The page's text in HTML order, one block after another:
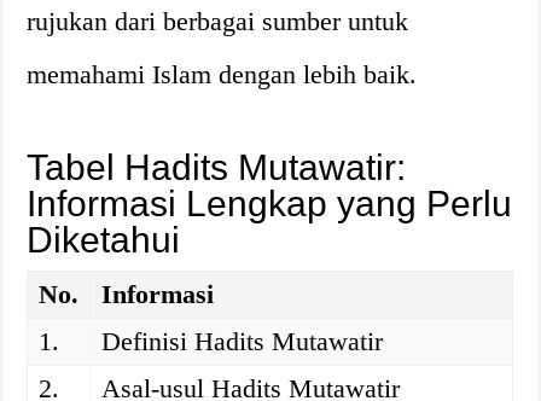
rujukan dari berbagai sumber untuk
memahami Islam dengan lebih baik.
Tabel Hadits Mutawatir:
Informasi Lengkap yang Perlu
Diketahui
No.
Informasi
1.
Definisi Hadits Mutawatir
2.
Asal-usul Hadits Mutawatir